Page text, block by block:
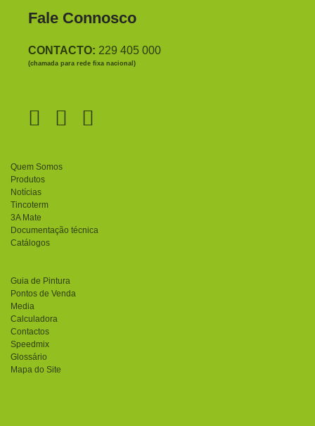
Fale Connosco
CONTACTO: 229 405 000
(chamada para rede fixa nacional)
Quem Somos
Produtos
Notícias
Tincoterm
3A Mate
Documentação técnica
Catálogos
Guia de Pintura
Pontos de Venda
Media
Calculadora
Contactos
Speedmix
Glossário
Mapa do Site